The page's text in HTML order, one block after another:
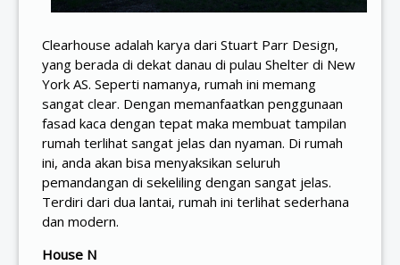
Clearhouse adalah karya dari Stuart Parr Design,
yang berada di dekat danau di pulau Shelter di New
York AS. Seperti namanya, rumah ini memang
sangat clear. Dengan memanfaatkan penggunaan
fasad kaca dengan tepat maka membuat tampilan
rumah terlihat sangat jelas dan nyaman. Di rumah
ini, anda akan bisa menyaksikan seluruh
pemandangan di sekeliling dengan sangat jelas.
Terdiri dari dua lantai, rumah ini terlihat sederhana
dan modern.
House N